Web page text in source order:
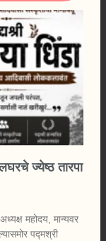
ज्येष्ठ तारपा
महोदय, मान्यवर
पद्मश्री